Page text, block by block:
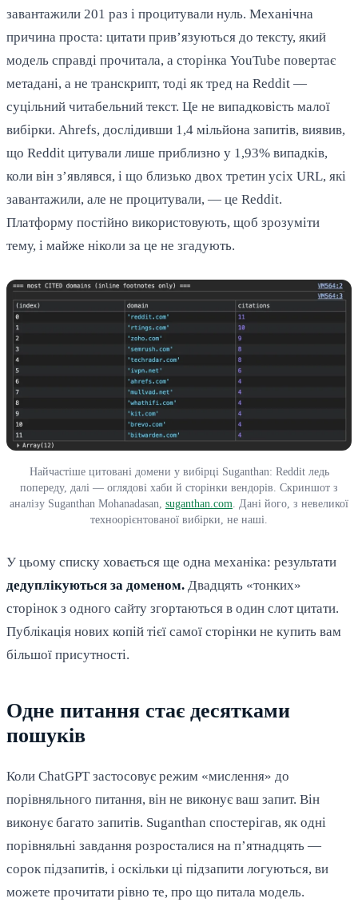
завантажили 201 раз і процитували нуль. Механічна
причина проста: цитати прив’язуються до тексту, який
модель справді прочитала, а сторінка YouTube повертає
метадані, а не транскрипт, тоді як тред на Reddit —
суцільний читабельний текст. Це не випадковість малої
вибірки. Ahrefs, дослідивши 1,4 мільйона запитів, виявив,
що Reddit цитували лише приблизно у 1,93% випадків,
коли він з’являвся, і що близько двох третин усіх URL, які
завантажили, але не процитували, — це Reddit.
Платформу постійно використовують, щоб зрозуміти
тему, і майже ніколи за це не згадують.
Найчастіше цитовані домени у вибірці Suganthan: Reddit ледь
попереду, далі — оглядові хаби й сторінки вендорів. Скриншот з
аналізу Suganthan Mohanadasan, suganthan.com . Дані його, з невеликої
техноорієнтованої вибірки, не наші.
У цьому списку ховається ще одна механіка: результати
дедуплікуються за доменом. Двадцять «тонких»
сторінок з одного сайту згортаються в один слот цитати.
Публікація нових копій тієї самої сторінки не купить вам
більшої присутності.
Одне питання стає десятками
пошуків
Коли ChatGPT застосовує режим «мислення» до
порівняльного питання, він не виконує ваш запит. Він
виконує багато запитів. Suganthan спостерігав, як одні
порівняльні завдання розросталися на п’ятнадцять —
сорок підзапитів, і оскільки ці підзапити логуються, ви
можете прочитати рівно те, про що питала модель.